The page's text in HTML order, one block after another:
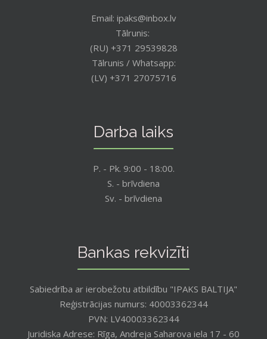
Email: ipaks@inbox.lv
Tālrunis:
(RU) +371 29539828
Tālrunis / Whatsapp:
(LV) +371 27075716
Darba laiks
P. - Pk. 9:00 - 18:00.
S. - brīvdiena
Sv. - brīvdiena
Bankas rekvizīti
Sabiedrība ar ierobežotu atbildību "IPAKS BALTIJA"
Reģistrācijas numurs: 40003362344
PVN: LV40003362344
Juridiska Adrese: Rīga, Andreja Saharova iela 17 - 60